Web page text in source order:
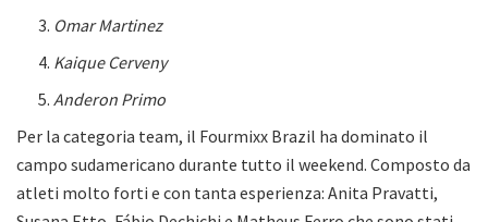
Omar Martinez
Kaique Cerveny
Anderon Primo
Per la categoria team, il Fourmixx Brazil ha dominato il
campo sudamericano durante tutto il weekend. Composto da
atleti molto forti e con tanta esperienza: Anita Pravatti,